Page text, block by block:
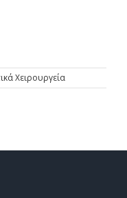
Χειρουργεία